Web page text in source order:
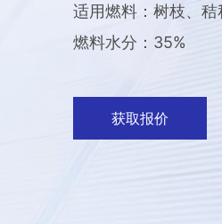
适用燃料：树枝、
燃料水分：35%
获取报价